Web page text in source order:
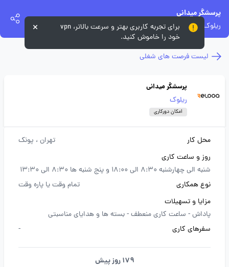
پرسشگر میدانی
ریلوک
لیست فرصت های شغلی
پرسشگر میدانی
ریلوک
امکان دورکاری
محل کار تهران ، پونک
روز و ساعت کاری
شنبه الی چهارشنبه 8:30 الی 18:00 و پنج شنبه ها 8:30 الی 13:30
نوع همکاری
تمام وقت یا پاره وقت
مزایا و تسهیلات
پاداش - ساعت کاری منعطف -بسته ها و هدایای مناسبتی
سفرهای کاری
-
179 روز پیش
برای تجربه کاربری بهتر و سرعت بالاتر، vpn
خود را خاموش کنید.